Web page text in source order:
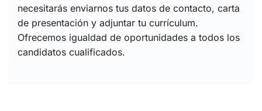
necesitarás enviarnos tus datos de contacto, carta
de presentación y adjuntar tu currículum.
Ofrecemos igualdad de oportunidades a todos los
candidatos cualificados.